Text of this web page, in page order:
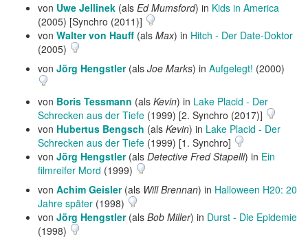
von Uwe Jellinek (als Ed Mumsford) in Kids in America
(2005) [Synchro (2011)]
von Walter von Hauff (als Max) in Hitch - Der Date-Doktor
(2005)
von Jörg Hengstler(als Joe Marks) in Aufgelegt! (2000)
von Boris Tessmann (als Kevin) in Lake Placid - Der
Schrecken aus der Tiefe (1999) [2. Synchro (2017)]
von Hubertus Bengsch (als Kevin) in Lake Placid - Der
Schrecken aus der Tiefe (1999) [1. Synchro]
von Jörg Hengstler(als Detective Fred Stapelli) in Ein
filmreifer Mord (1999)
von Achim Geisler(als Will Brennan) in Halloween H20: 20
Jahre später (1998)
von Jörg Hengstler(als Bob Miller) in Durst - Die Epidemie
(1998)